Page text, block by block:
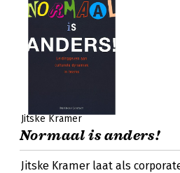
Jitske Kramer
Normaal is anders!
Jitske Kramer laat als